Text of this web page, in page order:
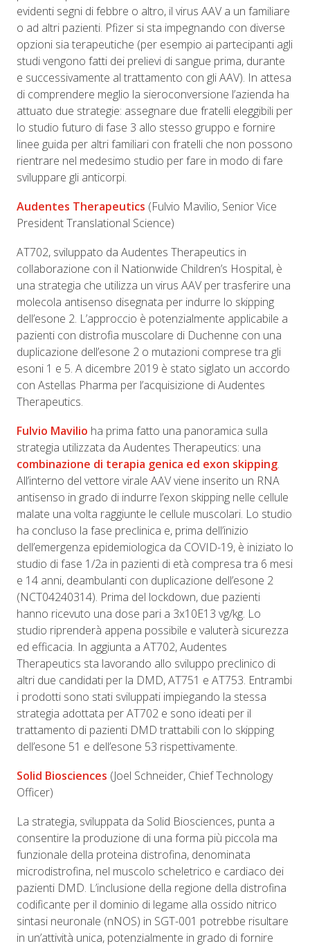
evidenti segni di febbre o altro, il virus AAV a un familiare
o ad altri pazienti. Pfizer si sta impegnando con diverse
opzioni sia terapeutiche (per esempio ai partecipanti agli
studi vengono fatti dei prelievi di sangue prima, durante
e successivamente al trattamento con gli AAV). In attesa
di comprendere meglio la sieroconversione l’azienda ha
attuato due strategie: assegnare due fratelli eleggibili per
lo studio futuro di fase 3 allo stesso gruppo e fornire
linee guida per altri familiari con fratelli che non possono
rientrare nel medesimo studio per fare in modo di fare
sviluppare gli anticorpi.
Audentes Therapeutics (Fulvio Mavilio, Senior Vice
President Translational Science)
AT702, sviluppato da Audentes Therapeutics in
collaborazione con il Nationwide Children’s Hospital, è
una strategia che utilizza un virus AAV per trasferire una
molecola antisenso disegnata per indurre lo skipping
dell’esone 2. L’approccio è potenzialmente applicabile a
pazienti con distrofia muscolare di Duchenne con una
duplicazione dell’esone 2 o mutazioni comprese tra gli
esoni 1 e 5. A dicembre 2019 è stato siglato un accordo
con Astellas Pharma per l’acquisizione di Audentes
Therapeutics.
Fulvio Mavilio ha prima fatto una panoramica sulla
strategia utilizzata da Audentes Therapeutics: una
combinazione di terapia genica ed exon skipping.
All’interno del vettore virale AAV viene inserito un RNA
antisenso in grado di indurre l’exon skipping nelle cellule
malate una volta raggiunte le cellule muscolari. Lo studio
ha concluso la fase preclinica e, prima dell’inizio
dell’emergenza epidemiologica da COVID-19, è iniziato lo
studio di fase 1/2a in pazienti di età compresa tra 6 mesi
e 14 anni, deambulanti con duplicazione dell’esone 2
(NCT04240314). Prima del lockdown, due pazienti
hanno ricevuto una dose pari a 3x10E13 vg/kg. Lo
studio riprenderà appena possibile e valuterà sicurezza
ed efficacia. In aggiunta a AT702, Audentes
Therapeutics sta lavorando allo sviluppo preclinico di
altri due candidati per la DMD, AT751 e AT753. Entrambi
i prodotti sono stati sviluppati impiegando la stessa
strategia adottata per AT702 e sono ideati per il
trattamento di pazienti DMD trattabili con lo skipping
dell’esone 51 e dell’esone 53 rispettivamente.
Solid Biosciences (Joel Schneider, Chief Technology
Officer)
La strategia, sviluppata da Solid Biosciences, punta a
consentire la produzione di una forma più piccola ma
funzionale della proteina distrofina, denominata
microdistrofina, nel muscolo scheletrico e cardiaco dei
pazienti DMD. L’inclusione della regione della distrofina
codificante per il dominio di legame alla ossido nitrico
sintasi neuronale (nNOS) in SGT-001 potrebbe risultare
in un’attività unica, potenzialmente in grado di fornire